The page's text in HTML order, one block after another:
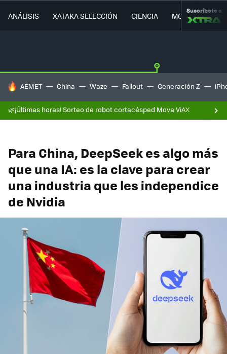
ANÁLISIS XATAKA SELECCIÓN CIENCIA MOVILIDAD
Suscríbete a
HOY SE HABLA DE
AEMET China Waze Fallout Generación Z
🌿¡Últimas horas! Sorteo de robot cortacésped Mova ViAX
Para China, DeepSeek es algo más
que una IA: es la clave para crear
una industria que les independice
de Nvidia